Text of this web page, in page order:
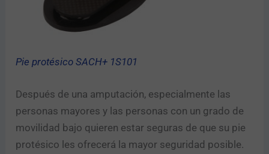
Pie protésico SACH+ 1S101
Después de una amputación, especialmente las
personas mayores y las personas con un grado de
movilidad bajo quieren estar seguras de que su pie
protésico les ofrecerá la mayor seguridad posible.